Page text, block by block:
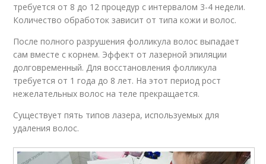
требуется от 8 до 12 процедур с интервалом 3-4 недели.
Количество обработок зависит от типа кожи и волос.
После полного разрушения фолликула волос выпадает
сам вместе с корнем. Эффект от лазерной эпиляции
долговременный. Для восстановления фолликула
требуется от 1 года до 8 лет. На этот период рост
нежелательных волос на теле прекращается.
Существует пять типов лазера, используемых для
удаления волос.